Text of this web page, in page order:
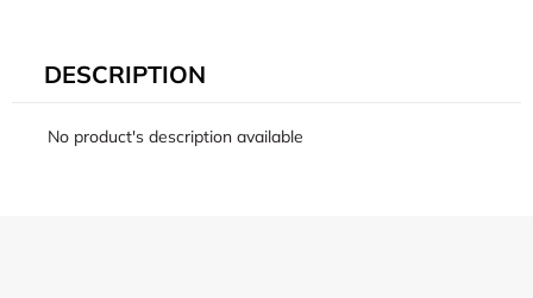
DESCRIPTION
No product's description available